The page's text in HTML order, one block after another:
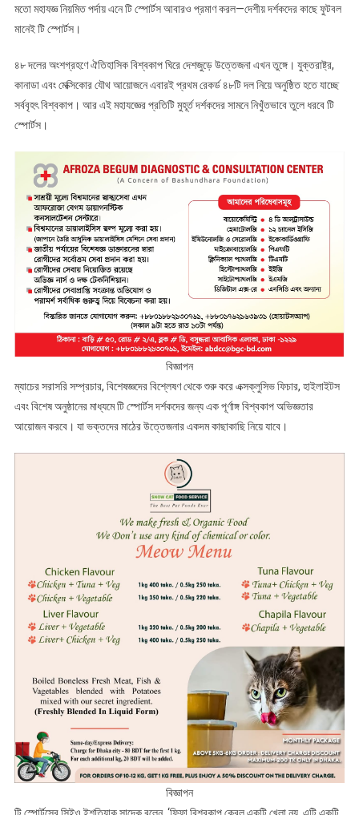
মতো মহাযজ্ঞ নিয়মিত পর্দায় এনে টি স্পোর্টস আবারও প্রমাণ করল—দেশীয় দর্শকদের কাছে ফুটবল
মানেই টি স্পোর্টস।
৪৮ দলের অংশগ্রহণে ঐতিহাসিক বিশ্বকাপ ঘিরে দেশজুড়ে উত্তেজনা এখন তুঙ্গে। যুক্তরাষ্ট্র,
কানাডা এবং মেক্সিকোর যৌথ আয়োজনে এবারই প্রথম রেকর্ড ৪৮টি দল নিয়ে অনুষ্ঠিত হতে যাচ্ছে
সর্ববৃহৎ বিশ্বকাপ। আর এই মহাযজ্ঞের প্রতিটি মুহূর্ত দর্শকদের সামনে নিখুঁতভাবে তুলে ধরবে টি
স্পোর্টস।
বিজ্ঞাপন
ম্যাচের সরাসরি সম্প্রচার, বিশেষজ্ঞদের বিশ্লেষণ থেকে শুরু করে এক্সক্লুসিভ ফিচার, হাইলাইটস
এবং বিশেষ অনুষ্ঠানের মাধ্যমে টি স্পোর্টস দর্শকদের জন্য এক পূর্ণাঙ্গ বিশ্বকাপ অভিজ্ঞতার
আয়োজন করবে। যা ভক্তদের মাঠের উত্তেজনার একদম কাছাকাছি নিয়ে যাবে।
বিজ্ঞাপন